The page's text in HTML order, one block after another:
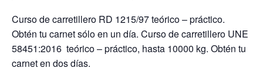
Curso de carretillero RD 1215/97 teórico – práctico.
Obtén tu carnet sólo en un día. Curso de carretillero UNE
58451:2016 teórico – práctico, hasta 10000 kg. Obtén tu
carnet en dos días.